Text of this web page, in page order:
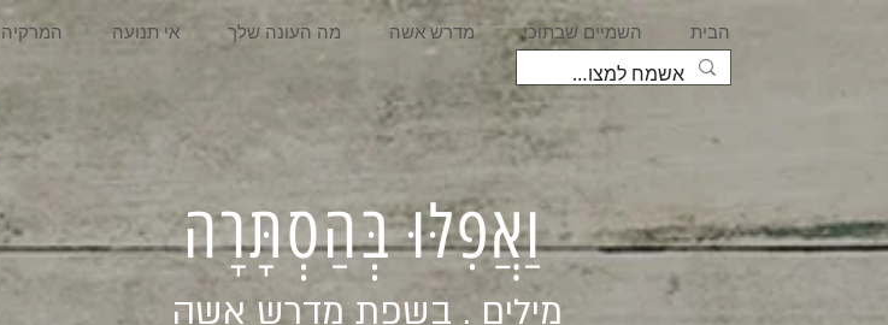
המרקיה אי תנועה מה העונה שלך מדרש אשה השמיים שבתוכי הבית
מילים . בשפת מדרש אשה
וַאֲפִלּוּ בְּהַסְתָּרָה
בית